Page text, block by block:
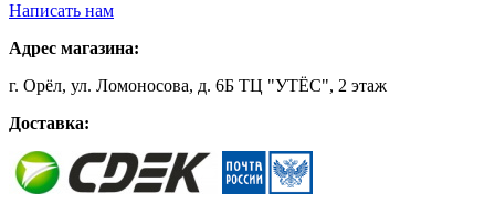
Написать нам
Адрес магазина:
г. Орёл, ул. Ломоносова, д. 6Б ТЦ "УТЁС", 2 этаж
Доставка: